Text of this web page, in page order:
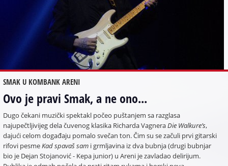
SMAK U KOMBANK ARENI
Ovo je pravi Smak, a ne ono...
Dugo čekani muzički spektakl počeo puštanjem sa razglasa
najupečtljivijeg dela čuvenog klasika Richarda VagneraDie Walkure’s,
dajući celom događaju pomalo svečan ton. Čim su se začuli prvi gitarski
rifovi pesmeKad spavaš sam i grmljavina iz dva bubnja (drugi bubnjar
bio je Dejan Stojanović - Kepa junior) u Areni je zavladao delirijum.